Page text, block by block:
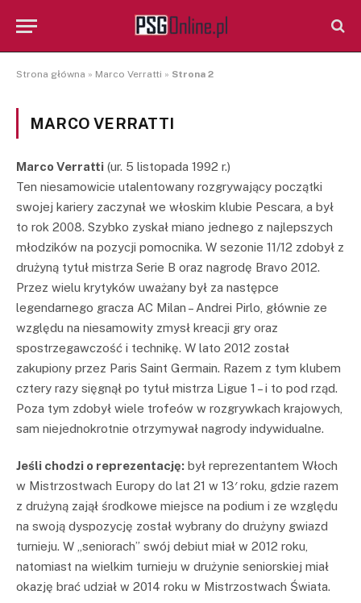
Strona główna » Marco Verratti » Strona 2
MARCO VERRATTI
Marco Verratti (ur. 5 listopada 1992 r.)
Ten niesamowicie utalentowany rozgrywający początki
swojej kariery zaczynał we włoskim klubie Pescara, a był
to rok 2008. Szybko zyskał miano jednego z najlepszych
młodzików na pozycji pomocnika. W sezonie 11/12 zdobył z
drużyną tytuł mistrza Serie B oraz nagrodę Bravo 2012.
Przez wielu krytyków uważany był za następce
legendarnego gracza AC Milan – Andrei Pirlo, głównie ze
względu na niesamowity zmysł kreacji gry oraz
spostrzegawczość i technikę. W lato 2012 został
zakupiony przez Paris Saint Germain. Razem z tym klubem
cztery razy sięgnął po tytuł mistrza Ligue 1 – i to pod rząd.
Poza tym zdobył wiele trofeów w rozgrywkach krajowych,
sam niejednokrotnie otrzymywał nagrody indywidualne.
Jeśli chodzi o reprezentację: był reprezentantem Włoch
w Mistrzostwach Europy do lat 21 w 13′ roku, gdzie razem
z drużyną zajął środkowe miejsce na podium i ze względu
na swoją dyspozycję został wybrany do drużyny gwiazd
turnieju. W „seniorach” swój debiut miał w 2012 roku,
natomiast na wielkim turnieju w drużynie seniorskiej miał
okazję brać udział w 2014 roku w Mistrzostwach Świata.